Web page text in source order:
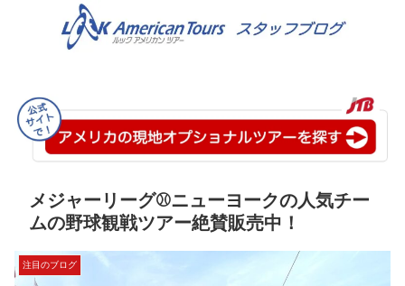
メジャーリーグ⚾ニューヨークの人気チー
ムの野球観戦ツアー絶賛販売中！
注目のブログ